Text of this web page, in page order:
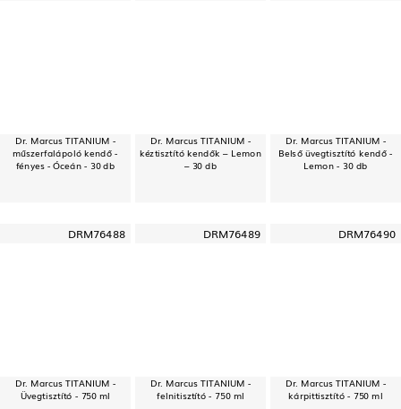
Dr. Marcus TITANIUM -
műszerfalápoló kendő -
fényes - Óceán - 30 db
Dr. Marcus TITANIUM -
kéztisztító kendők – Lemon
– 30 db
Dr. Marcus TITANIUM -
Belső üvegtisztító kendő -
Lemon - 30 db
DRM76488
Dr. Marcus TITANIUM -
Üvegtisztító - 750 ml
DRM76489
Dr. Marcus TITANIUM -
felnitisztító - 750 ml
DRM76490
Dr. Marcus TITANIUM -
kárpittisztító - 750 ml